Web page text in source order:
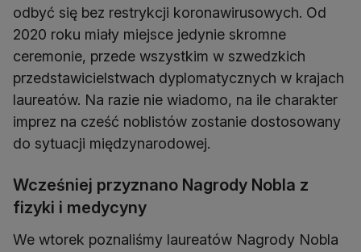
odbyć się bez restrykcji koronawirusowych. Od
2020 roku miały miejsce jedynie skromne
ceremonie, przede wszystkim w szwedzkich
przedstawicielstwach dyplomatycznych w krajach
laureatów. Na razie nie wiadomo, na ile charakter
imprez na cześć noblistów zostanie dostosowany
do sytuacji międzynarodowej.
Wcześniej przyznano Nagrody Nobla z
fizyki i medycyny
We wtorek poznaliśmy laureatów Nagrody Nobla